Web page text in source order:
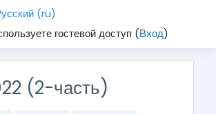
‎(ru)‎
гостевой доступ (Вход)
содержанию
(2-часть)